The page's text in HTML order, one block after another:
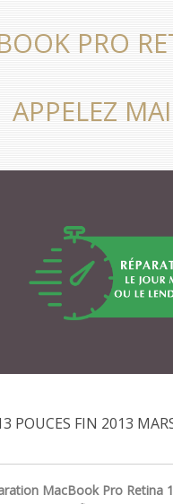
PRO
APPELEZ
POUCES FIN 2013
MacBook Pro Retina